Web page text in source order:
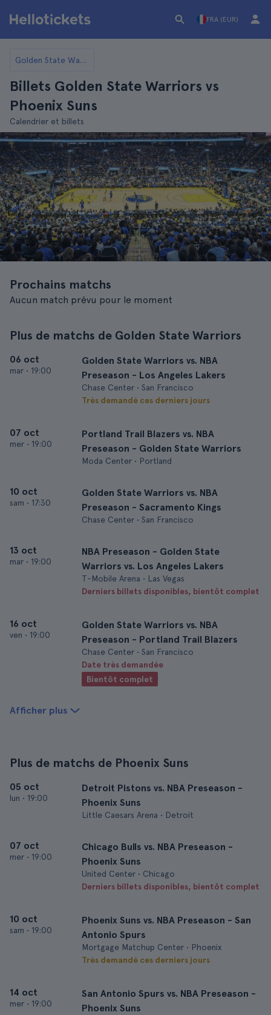
FRA (EUR)
Golden State Warriors
Billets Golden State Warriors vs
Phoenix Suns
Calendrier et billets
Prochains matchs
Aucun match prévu pour le moment
Plus de matchs de Golden State Warriors
06 oct
mar • 19:00
Golden State Warriors vs. NBA
Preseason - Los Angeles Lakers
Chase Center • San Francisco
Très demandé ces derniers jours
07 oct
mer • 19:00
Portland Trail Blazers vs. NBA
Preseason - Golden State Warriors
Moda Center • Portland
10 oct
sam • 17:30
Golden State Warriors vs. NBA
Preseason - Sacramento Kings
Chase Center • San Francisco
13 oct
mar • 19:00
NBA Preseason - Golden State
Warriors vs. Los Angeles Lakers
T-Mobile Arena • Las Vegas
Derniers billets disponibles, bientôt complet
16 oct
ven • 19:00
Golden State Warriors vs. NBA
Preseason - Portland Trail Blazers
Chase Center • San Francisco
Date très demandée
Bientôt complet
Afficher plus
Plus de matchs de Phoenix Suns
05 oct
lun • 19:00
Detroit Pistons vs. NBA Preseason -
Phoenix Suns
Little Caesars Arena • Detroit
07 oct
mer • 19:00
Chicago Bulls vs. NBA Preseason -
Phoenix Suns
United Center • Chicago
Derniers billets disponibles, bientôt complet
10 oct
sam • 19:00
Phoenix Suns vs. NBA Preseason - San
Antonio Spurs
Mortgage Matchup Center • Phoenix
Très demandé ces derniers jours
14 oct
mer • 19:00
San Antonio Spurs vs. NBA Preseason -
Phoenix Suns